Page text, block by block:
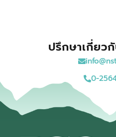
ปรึกษาเกี่ยว
0-